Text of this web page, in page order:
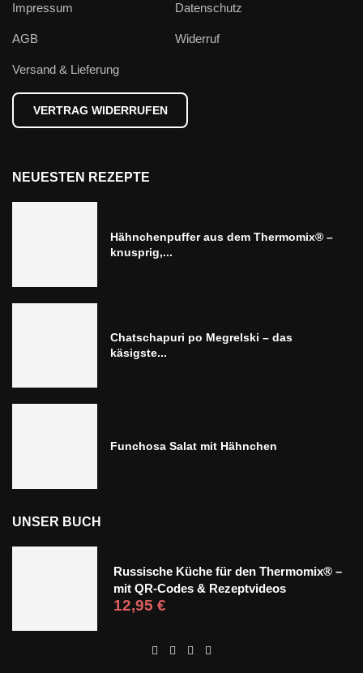
Impressum Datenschutz
AGB Widerruf
Versand & Lieferung
VERTRAG WIDERRUFEN
NEUESTEN REZEPTE
Hähnchenpuffer aus dem Thermomix® –
knusprig,...
Chatschapuri po Megrelski – das
käsigste...
Funchosa Salat mit Hähnchen
UNSER BUCH
Russische Küche für den Thermomix® –
mit QR-Codes & Rezeptvideos
12,95 €